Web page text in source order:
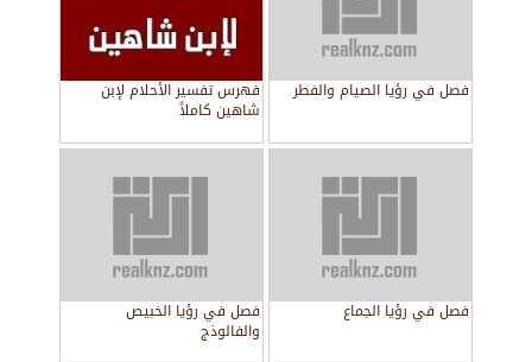
فصل في رؤيا الصيام والفطر فهرس تفسير الأحلام لإبن
شاهين كاملاً
فصل في رؤيا الجماع فصل في رؤيا الخبيص
والفالوذج